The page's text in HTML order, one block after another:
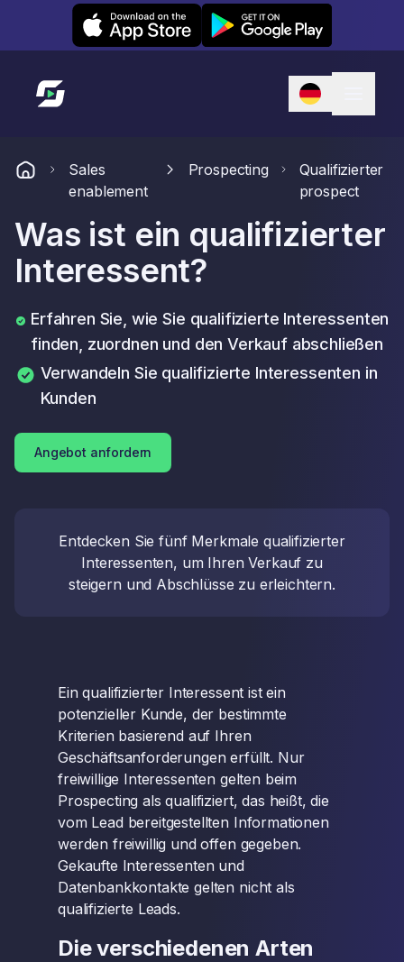
Leexi on iOS Leexi on Android
Link zur Startseite
Sales
enablement
Prospecting
Qualifizierter
prospect
Was ist ein qualifizierter
Interessent?
Erfahren Sie, wie Sie qualifizierte Interessenten
finden, zuordnen und den Verkauf abschließen
Verwandeln Sie qualifizierte Interessenten in
Kunden
Angebot anfordern
Entdecken Sie fünf Merkmale qualifizierter
Interessenten, um Ihren Verkauf zu
steigern und Abschlüsse zu erleichtern.
Ein qualifizierter Interessent ist ein
potenzieller Kunde, der bestimmte
Kriterien basierend auf Ihren
Geschäftsanforderungen erfüllt. Nur
freiwillige Interessenten gelten beim
Prospecting als qualifiziert, das heißt, die
vom Lead bereitgestellten Informationen
werden freiwillig und offen gegeben.
Gekaufte Interessenten und
Datenbankkontakte gelten nicht als
qualifizierte Leads.
Die verschiedenen Arten